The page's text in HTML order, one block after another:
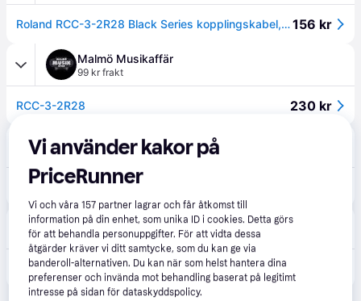
Roland RCC-3-2R28 Black Series kopplingskabel, 1m156 kr
Malmö Musikaffär
99 kr frakt
RCC-3-2R28 230 kr
Gear4music
55 kr frakt,Imorgon
Roland Dual TRS - RCA anslutningskabel 3 ft/1 m
djservice
RCC-3-2R28 1m
Vi använder kakor på
PriceRunner
Vi och våra157 partner lagrar och får åtkomst till
information på din enhet, som unika ID i cookies. Detta görs
för att behandla personuppgifter. För att vidta dessa
åtgärder kräver vi ditt samtycke, som du kan ge via
banderoll-alternativen. Du kan när som helst hantera dina
preferenser och invända mot behandling baserat på legitimt
intresse på sidan för dataskyddspolicy.